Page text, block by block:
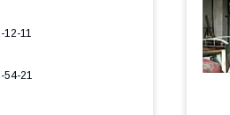
12-11
54-21